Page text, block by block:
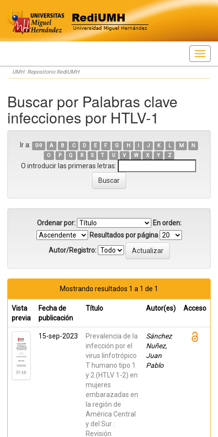
Skip
navigation
UMH: Repositorio RediUMH
Buscar por Palabras clave
infecciones por HTLV-1
Ir a: 0-9 A B C D E F G H I J K L M
N
O
P Q R S T U V W X Y Z
O introducir las primeras letras:
Ordenar por:
En orden:
Resultados por página
Autor/Registro:
Mostrando resultados 1 a 1 de 1
Vista
previa
Fecha de
publicación
Título Autor(es) Acceso
15-sep-2023
Prevalencia de la
infección por el
virus linfotrópico
T humano tipo 1
y 2 (HTLV 1-2) en
mujeres
embarazadas en
la región de
América Central
y del Sur :
Revisión
Sánchez
Nuñez,
Juan
Pablo